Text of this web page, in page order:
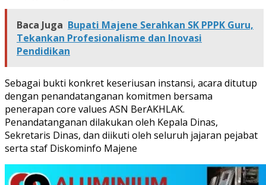
Baca Juga Bupati Majene Serahkan SK PPPK Guru,
Tekankan Profesionalisme dan Inovasi
Pendidikan
Sebagai bukti konkret keseriusan instansi, acara ditutup
dengan penandatanganan komitmen bersama
penerapan core values ASN BerAKHLAK.
Penandatanganan dilakukan oleh Kepala Dinas,
Sekretaris Dinas, dan diikuti oleh seluruh jajaran pejabat
serta staf Diskominfo Majene